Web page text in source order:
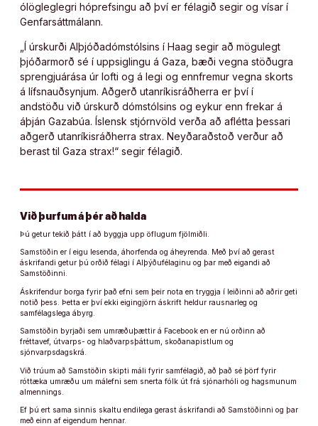
ólögleglegri hóprefsingu að því er félagið segir og vísar í
Genfarsáttmálann.
„Í úrskurði Alþjóðadómstólsins í Haag segir að mögulegt
þjóðarmorð sé í uppsiglingu á Gaza, bæði vegna stöðugra
sprengjuárása úr lofti og á legi og ennfremur vegna skorts
á lífsnauðsynjum. Aðgerð utanríkisráðherra er því í
andstöðu við úrskurð dómstólsins og eykur enn frekar á
áþján Gazabúa. Íslensk stjórnvöld verða að aflétta þessari
aðgerð utanríkisráðherra strax. Neyðaraðstoð verður að
berast til Gaza strax!“ segir félagið.
Við þurfum á þér að halda
Þú getur tekið þátt í að byggja upp öflugum fjölmiðli.
Samstöðin er í eigu lesenda, áhorfenda og áheyrenda. Með því að gerast
áskrifandi getur þú orðið félagi í Alþýðufélaginu og þar með eigandi að
Samstöðinni.
Áskrifendur borga fyrir það efni sem þeir nota en tryggja í leiðinni að aðrir geti
notið þess. Þetta er því ekki eigingjörn áskrift heldur rausnarleg og
samfélagslega ábyrg.
Samstöðin byrjaði sem umræðuþættir á Facebook en er nú orðinn að
fréttavef, útvarps- og hlaðvarpsþáttum, skoðanapistlum og
sjónvarpsdagskrá.
Við trúum að Samstöðin skipti máli fyrir samfélagið, að það sé þörf fyrir
róttæka umræðu um málefni sem snerta fólk út frá sjónarhóli og hagsmunum
almennings.
Ef þú ert sama sinnis skaltu endilega gerast áskrifandi að Samstöðinni og þar
með einn af eigendum hennar.